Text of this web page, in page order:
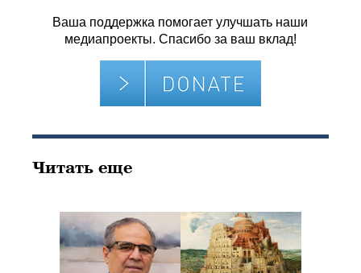
Ваша поддержка помогает улучшать наши
медиапроекты. Спасибо за ваш вклад!
Читать еще